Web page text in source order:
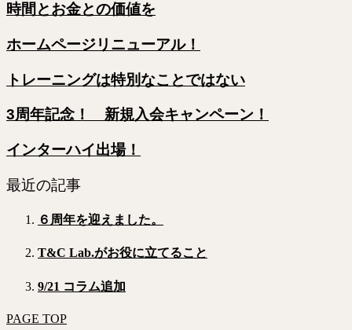
時間とお金との価値を
ホームページリニューアル！
トレーニングは特別なことではない
3周年記念！ 新規入会キャンペーン！
インターハイ出場！
最近の記事
６周年を迎えました。
T&C Lab.がお役に立てること
9/21 コラム追加
PAGE TOP